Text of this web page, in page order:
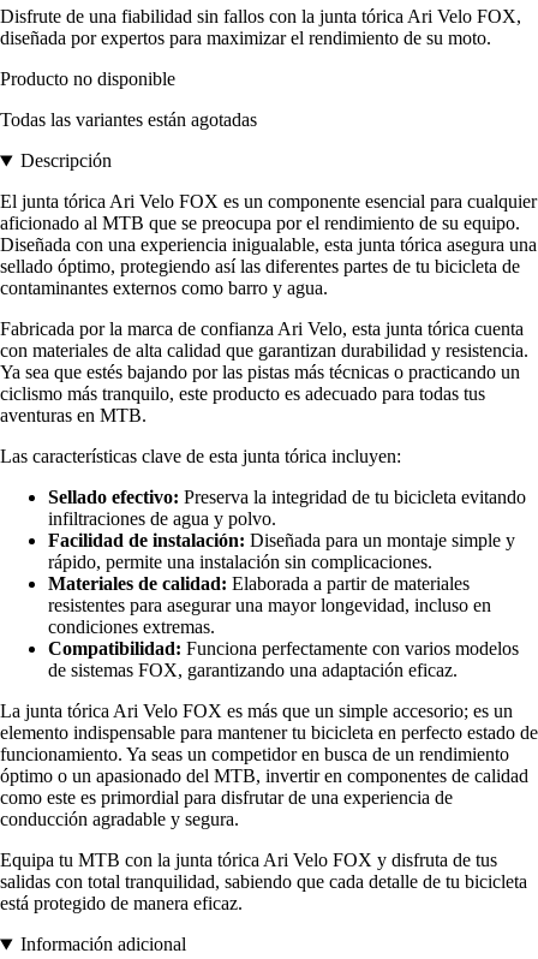
Disfrute de una fiabilidad sin fallos con la junta tórica Ari Velo FOX,
diseñada por expertos para maximizar el rendimiento de su moto.
Producto no disponible
Todas las variantes están agotadas
Descripción
El junta tórica Ari Velo FOX es un componente esencial para cualquier
aficionado al MTB que se preocupa por el rendimiento de su equipo.
Diseñada con una experiencia inigualable, esta junta tórica asegura una
sellado óptimo, protegiendo así las diferentes partes de tu bicicleta de
contaminantes externos como barro y agua.
Fabricada por la marca de confianza Ari Velo, esta junta tórica cuenta
con materiales de alta calidad que garantizan durabilidad y resistencia.
Ya sea que estés bajando por las pistas más técnicas o practicando un
ciclismo más tranquilo, este producto es adecuado para todas tus
aventuras en MTB.
Las características clave de esta junta tórica incluyen:
Sellado efectivo: Preserva la integridad de tu bicicleta evitando
infiltraciones de agua y polvo.
Facilidad de instalación: Diseñada para un montaje simple y
rápido, permite una instalación sin complicaciones.
Materiales de calidad: Elaborada a partir de materiales
resistentes para asegurar una mayor longevidad, incluso en
condiciones extremas.
Compatibilidad: Funciona perfectamente con varios modelos
de sistemas FOX, garantizando una adaptación eficaz.
La junta tórica Ari Velo FOX es más que un simple accesorio; es un
elemento indispensable para mantener tu bicicleta en perfecto estado de
funcionamiento. Ya seas un competidor en busca de un rendimiento
óptimo o un apasionado del MTB, invertir en componentes de calidad
como este es primordial para disfrutar de una experiencia de
conducción agradable y segura.
Equipa tu MTB con la junta tórica Ari Velo FOX y disfruta de tus
salidas con total tranquilidad, sabiendo que cada detalle de tu bicicleta
está protegido de manera eficaz.
Información adicional